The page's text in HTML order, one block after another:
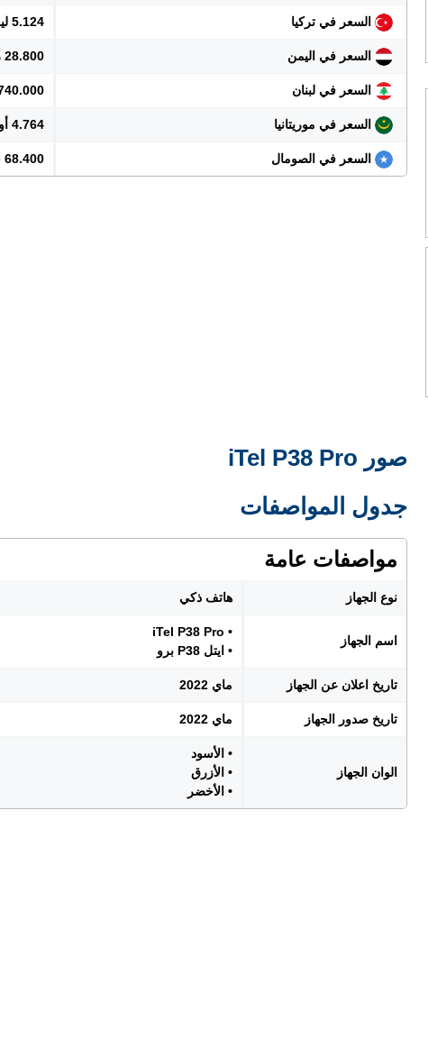
السعر في تركيا 5.124 ليرة
السعر في اليمن 28.800 ريال
السعر في لبنان
السعر في موريتانيا 4.764 أوقية
السعر في الصومال 68.400 شلن
صور iTel P38 Pro
جدول المواصفات
مواصفات عامة
نوع الجهاز هاتف ذكي
اسم الجهاز
• iTel P38 Pro
• ايتل P38 برو
تاريخ اعلان عن الجهاز ماي 2022
تاريخ صدور الجهاز ماي 2022
الوان الجهاز
• الأسود
• الأزرق
• الأخضر